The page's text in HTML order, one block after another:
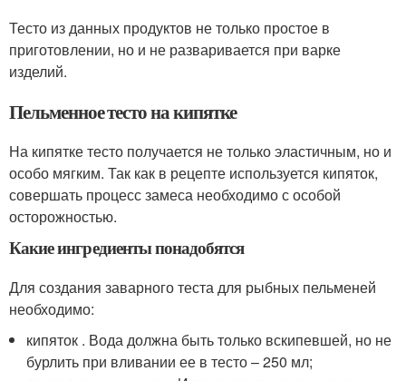
Тесто из данных продуктов не только простое в
приготовлении, но и не разваривается при варке
изделий.
Пельменное тесто на кипятке
На кипятке тесто получается не только эластичным, но и
особо мягким. Так как в рецепте используется кипяток,
совершать процесс замеса необходимо с особой
осторожностью.
Какие ингредиенты понадобятся
Для создания заварного теста для рыбных пельменей
необходимо:
кипяток . Вода должна быть только вскипевшей, но не
бурлить при вливании ее в тесто – 250 мл;